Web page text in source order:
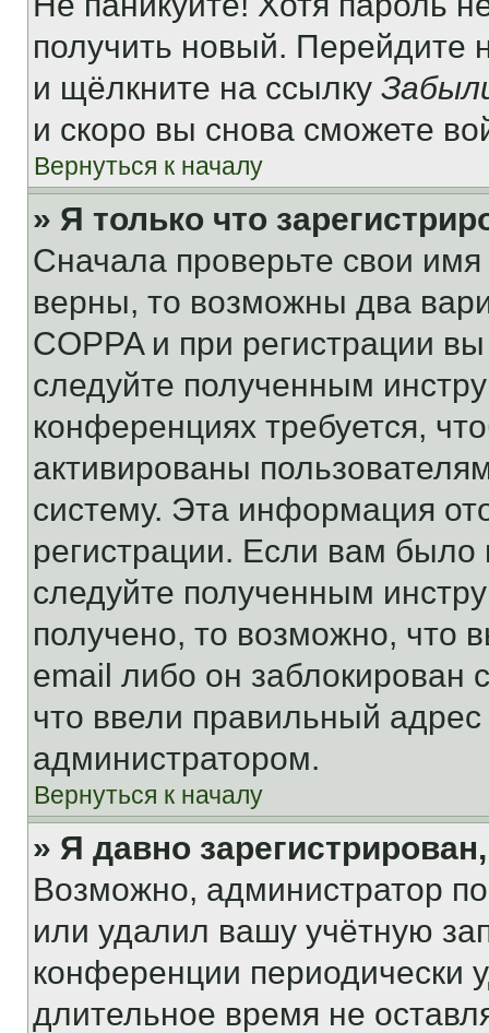
получить новый. Перейдите
и щёлкните на ссылку
и скоро вы снова сможете
Вернуться к началу
» Я только что
Сначала проверьте свои
верны, то возможны два
COPPA и при регистрации
следуйте полученным
конференциях требуется,
активированы
систему. Эта информация
регистрации. Если вам
следуйте полученным
получено, то возможно, что
email либо он
что ввели правильный адрес
администратором.
Вернуться к началу
» Я давно
Возможно, администратор
или удалил вашу учётную
конференции периодически
длительное время не